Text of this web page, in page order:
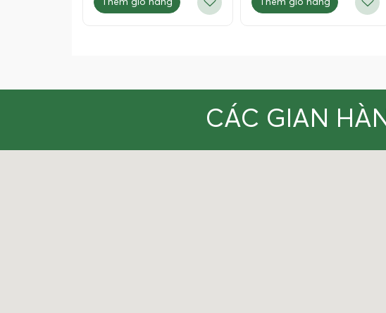
Thêm giỏ hàng Thêm giỏ hàng
CÁC GIAN